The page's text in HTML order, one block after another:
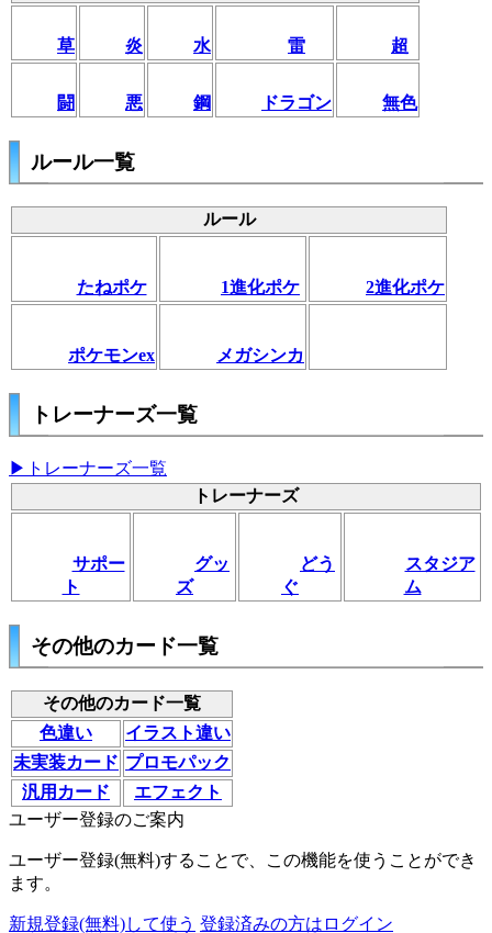
草 炎 水 雷 超
闘 悪 鋼 ドラゴン 無色
ルール一覧
ルール
たねポケ 1進化ポケ 2進化ポケ
ポケモンex メガシンカ
トレーナーズ一覧
▶トレーナーズ一覧
トレーナーズ
サポー
ト
グッ
ズ
どう
ぐ
スタジア
ム
その他のカード一覧
その他のカード一覧
色違い
イラスト違い
未実装カード プロモパック
汎用カード
エフェクト
ユーザー登録のご案内
ユーザー登録(無料)することで、この機能を使うことができ
ます。
新規登録(無料)して使う 登録済みの方はログイン